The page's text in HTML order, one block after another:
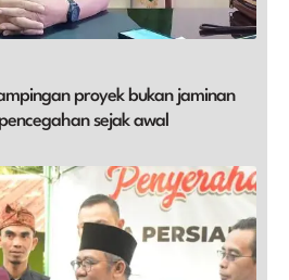
proyek bukan jaminan
sejak awal